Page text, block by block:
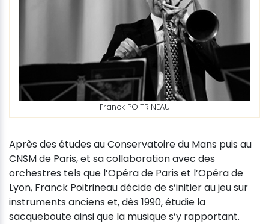
Franck POITRINEAU
Après des études au Conservatoire du Mans puis au
CNSM de Paris, et sa collaboration avec des
orchestres tels que l’Opéra de Paris et l’Opéra de
Lyon, Franck Poitrineau décide de s’initier au jeu sur
instruments anciens et, dès 1990, étudie la
sacqueboute ainsi que la musique s’y rapportant.